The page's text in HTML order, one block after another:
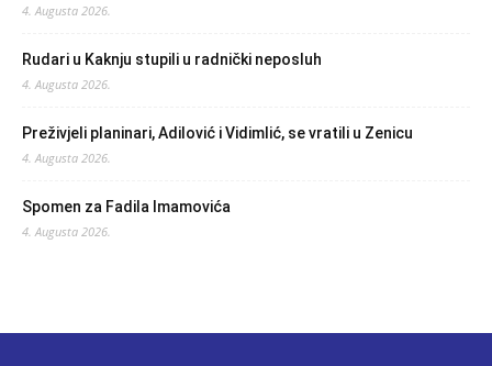
4. Augusta 2026.
Rudari u Kaknju stupili u radnički neposluh
4. Augusta 2026.
Preživjeli planinari, Adilović i Vidimlić, se vratili u Zenicu
4. Augusta 2026.
Spomen za Fadila Imamovića
4. Augusta 2026.